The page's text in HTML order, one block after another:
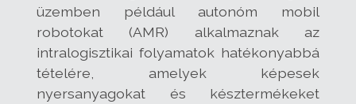
üzemben például autonóm mobil
robotokat (AMR) alkalmaznak az
intralogisztikai folyamatok hatékonyabbá
tételére, amelyek képesek
nyersanyagokat és késztermékeket